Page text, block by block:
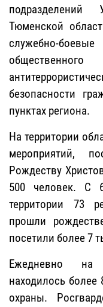
подразделений
Тюменской
служебно-
безопасности
пунктах региона.
На территории
мероприятий,
Рождеству
500 человек. С
территории 73
прошли
посетили более 7
Ежедневно на
находилось
охраны.